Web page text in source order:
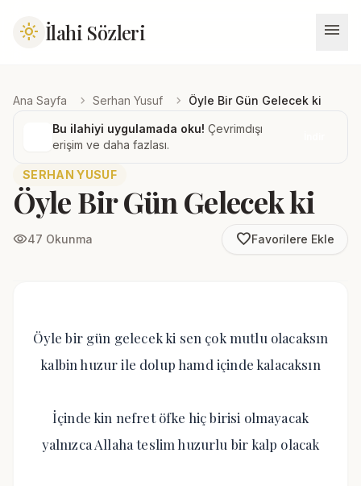
light_mode İlahi Sözleri menu
Ana Sayfa chevron_right Serhan Yusuf chevron_right Öyle Bir Gün Gelecek ki
Bu ilahiyi uygulamada oku! Çevrimdışı
erişim ve daha fazlası.
SERHAN YUSUF
Öyle Bir Gün Gelecek ki
visibility47 Okunma favorite_borderFavorilere Ekle
Öyle bir gün gelecek ki sen çok mutlu olacaksın
kalbin huzur ile dolup hamd içinde kalacaksın
İçinde kin nefret öfke hiç birisi olmayacak
yalnızca Allaha teslim huzurlu bir kalp olacak